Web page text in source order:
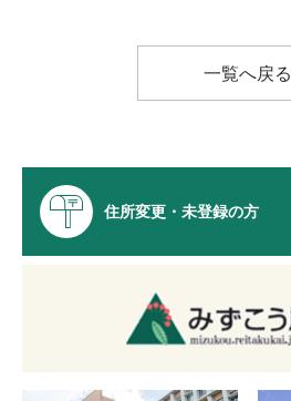
一覧へ戻る
住所変更・未登録の方